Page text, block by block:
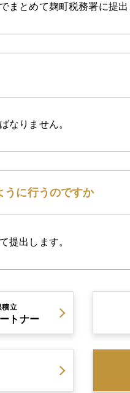
まとめて麹町税務署に提出
なりません。
うに行うのですか
提出します。
積立
トナー